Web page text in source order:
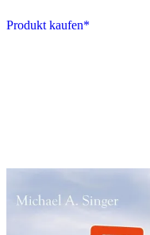
Produkt kaufen*